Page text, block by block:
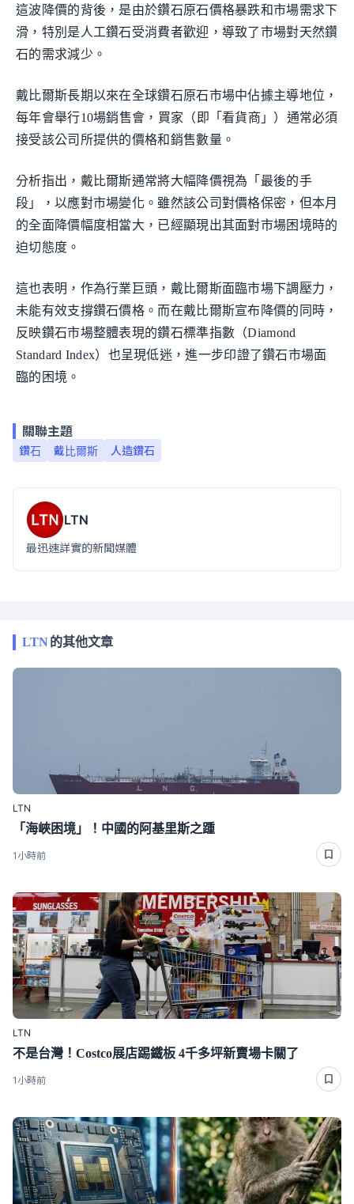
這波降價的背後，是由於鑽石原石價格暴跌和市場需求下
滑，特別是人工鑽石受消費者歡迎，導致了市場對天然鑽
石的需求減少。
戴比爾斯長期以來在全球鑽石原石市場中佔據主導地位，
每年會舉行10場銷售會，買家（即「看貨商」）通常必須
接受該公司所提供的價格和銷售數量。
分析指出，戴比爾斯通常將大幅降價視為「最後的手
段」，以應對市場變化。雖然該公司對價格保密，但本月
的全面降價幅度相當大，已經顯現出其面對市場困境時的
迫切態度。
這也表明，作為行業巨頭，戴比爾斯面臨市場下調壓力，
未能有效支撐鑽石價格。而在戴比爾斯宣布降價的同時，
反映鑽石市場整體表現的鑽石標準指數（Diamond
Standard Index）也呈現低迷，進一步印證了鑽石市場面
臨的困境。
關聯主題
鑽石 戴比爾斯 人造鑽石
LTN
最迅速詳實的新聞媒體
LTN的其他文章
LTN
「海峽困境」！中國的阿基里斯之踵
1小時前
LTN
不是台灣！Costco展店踢鐵板 4千多坪新賣場卡關了
1小時前